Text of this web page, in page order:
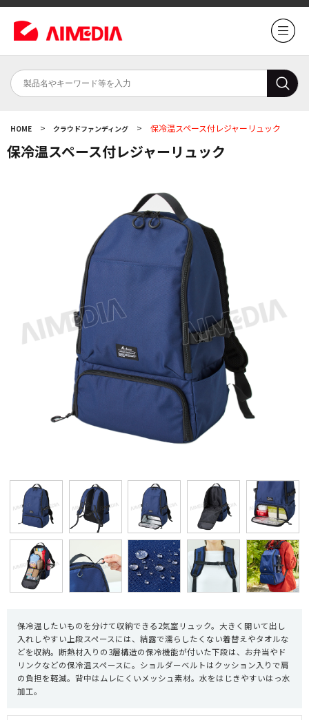
HOME > クラウドファンディング > 保冷温スペース付レジャーリュック
保冷温スペース付レジャーリュック
保冷温したいものを分けて収納できる2気室リュック。大きく開いて出し
入れしやすい上段スペースには、結露で濡らしたくない着替えやタオルな
どを収納。断熱材入りの3層構造の保冷機能が付いた下段は、お弁当やド
リンクなどの保冷温スペースに。ショルダーベルトはクッション入りで肩
の負担を軽減。背中はムレにくいメッシュ素材。水をはじきやすいはっ水
加工。